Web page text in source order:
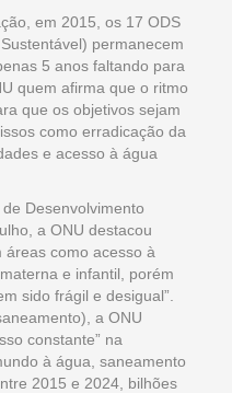
em 2015, os 17 ODS
permanecem
5 anos faltando para
quem afirma que o ritmo
que os objetivos sejam
como erradicação da
e acesso à água
Desenvolvimento
a ONU destacou
como acesso à
e infantil, porém
sido frágil e desigual”.
a ONU
constante” na
à água, saneamento
2015 e 2024, bilhões